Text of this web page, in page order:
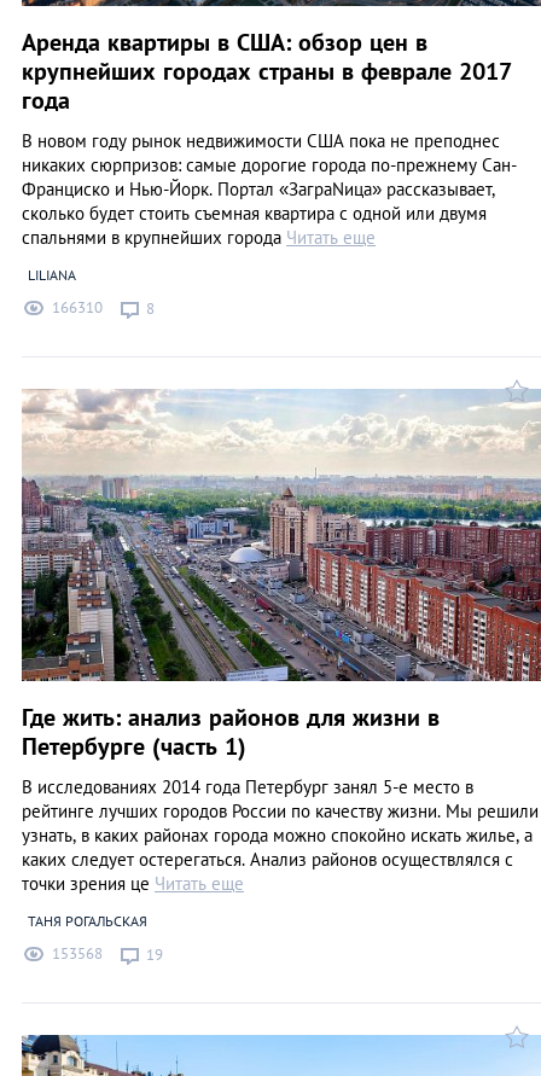
Аренда квартиры в США: обзор цен в
крупнейших городах страны в феврале 2017
года
В новом году рынок недвижимости США пока не преподнес
никаких сюрпризов: самые дорогие города по-прежнему Сан-
Франциско и Нью-Йорк. Портал «ЗаграNица» рассказывает,
сколько будет стоить съемная квартира с одной или двумя
спальнями в крупнейших города Читать еще
LILIANA
166310 8
Где жить: анализ районов для жизни в
Петербурге (часть 1)
В исследованиях 2014 года Петербург занял 5-е место в
рейтинге лучших городов России по качеству жизни. Мы решили
узнать, в каких районах города можно спокойно искать жилье, а
каких следует остерегаться. Анализ районов осуществлялся с
точки зрения це Читать еще
ТАНЯ РОГАЛЬСКАЯ
153568 19